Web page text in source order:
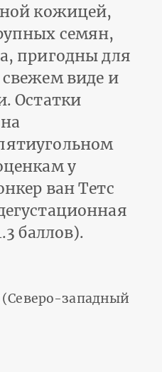
кожицей,
семян,
пригодны для
виде и
Остатки
у
ван Тетс
баллов).
западный